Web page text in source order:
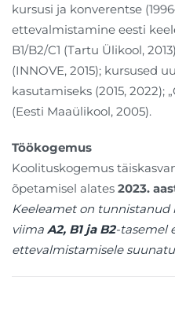
kursusi ja konverentse
ettevalmistamine eesti
B1/B2/C1 (Tartu Ülikool,
(INNOVE, 2015); kursused
kasutamiseks (2015, 2022);
(Eesti Maaülikool, 2005).
Töökogemus
Koolituskogemus
õpetamisel alates 2023.
Keeleamet on tunnistanud
viima A2, B1 ja B2-tasemel
ettevalmistamisele